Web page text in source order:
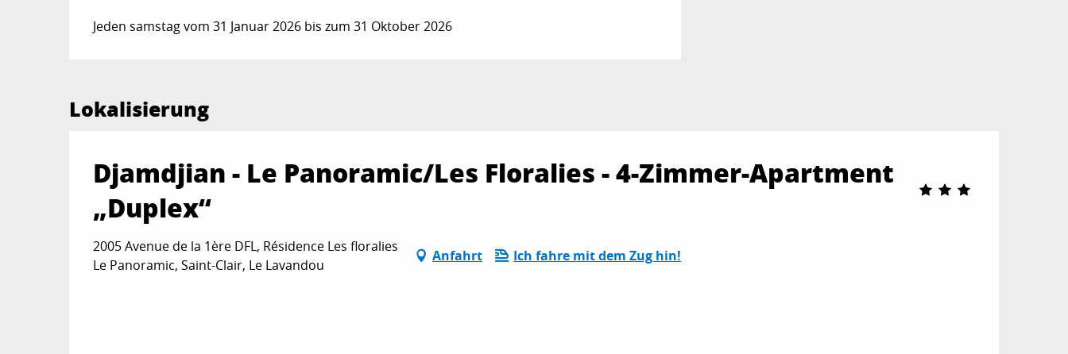
Jeden samstag vom 31 Januar 2026 bis zum 31 Oktober 2026
Lokalisierung
Djamdjian - Le Panoramic/Les Floralies - 4-Zimmer-Apartment
„Duplex“
2005 Avenue de la 1ère DFL, Résidence Les floralies
Le Panoramic, Saint-Clair, Le Lavandou
Anfahrt Ich fahre mit dem Zug hin!